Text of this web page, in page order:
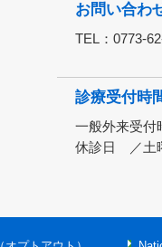
お問い合わ
TEL：0773-
診療受付時
一般外来受付
休診日 ／土